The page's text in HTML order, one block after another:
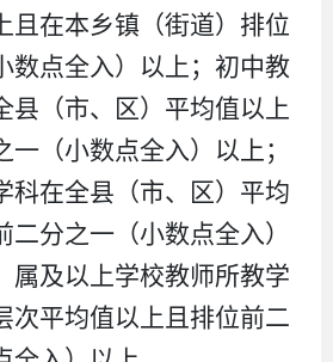
且在本乡镇（街道）排位
数点全入）以上；初中教
县（市、区）平均值以上
一（小数点全入）以上；
科在全县（市、区）平均
二分之一（小数点全入）
属及以上学校教师所教学
次平均值以上且排位前二